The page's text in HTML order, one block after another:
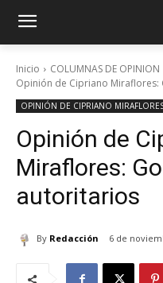
Inicio COLUMNAS DE OPINION
Opinión de Cipriano
OPINIÓN DE CIPRIANO
Opinión de
Miraflores:
autoritarios
By Redacción 6 de